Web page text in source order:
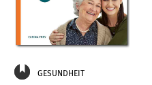
GESUNDHEIT